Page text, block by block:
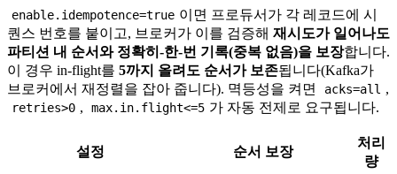
enable.idempotence=true 이면 프로듀서가 각 레코드에 시
퀀스 번호를 붙이고, 브로커가 이를 검증해 재시도가 일어나도
파티션 내 순서와 정확히-한-번 기록(중복 없음)을 보장합니다.
이 경우 in-flight를 5까지 올려도 순서가 보존됩니다(Kafka가
브로커에서 재정렬을 잡아 줍니다). 멱등성을 켜면
acks=all ,
retries>0 , max.in.flight<=5 가 자동 전제로 요구됩니다.
설정 순서 보장
처리
량